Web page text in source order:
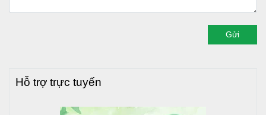
Gửi
Hỗ trợ trực tuyến